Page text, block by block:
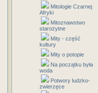
Mitologie Czarnej
Afryki
Mitoznawstwo
starożytne
Mity - część
kultury
Mity o potopie
Na początku była
woda
Potwory ludzko-
zwierzęce